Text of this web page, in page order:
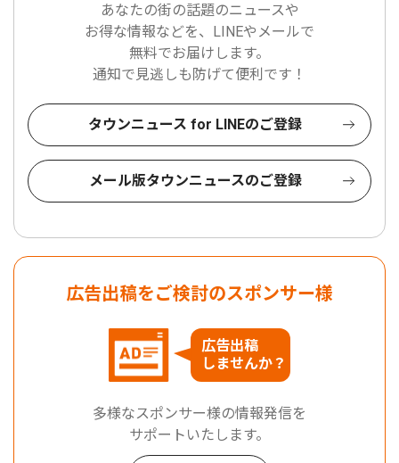
あなたの街の話題のニュースや
お得な情報などを、LINEやメールで
無料でお届けします。
通知で見逃しも防げて便利です！
タウンニュース for LINEのご登録
メール版タウンニュースのご登録
広告出稿をご検討のスポンサー様
広告出稿
しませんか？
多様なスポンサー様の情報発信を
サポートいたします。